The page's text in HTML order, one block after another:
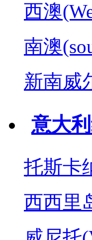
西澳
南澳
新南威
意大
托斯卡
西西里